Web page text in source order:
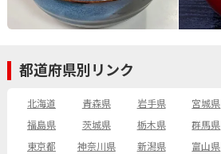
都道府県別リンク
北海道 青森県 岩手県 宮城県
福島県
茨城県 栃木県 群馬県
東京都
神奈川県 新潟県 富山県